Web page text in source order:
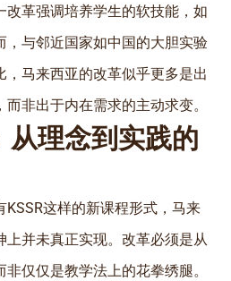
改革强调培养学生的软技能，如
，与邻近国家如中国的大胆实验
，马来西亚的改革似乎更多是出
非出于内在需求的主动求变。
从理念到实践的
这样的新课程形式，马来
上并未真正实现。改革必须是从
仅仅是教学法上的花拳绣腿。